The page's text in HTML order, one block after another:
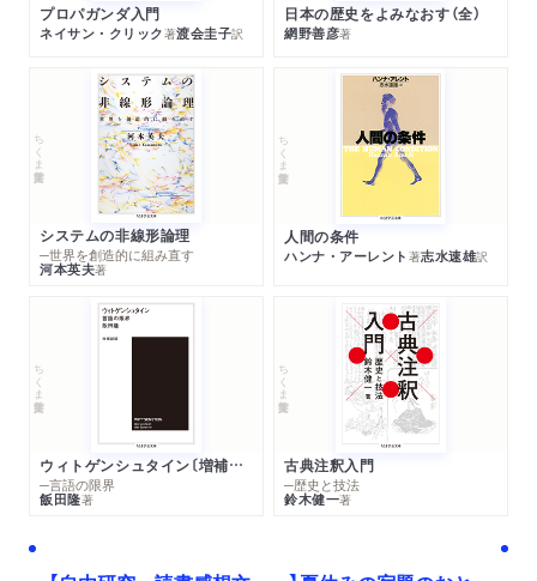
プロパガンダ入門
ネイサン・クリック著渡会圭子訳
日本の歴史をよみなおす（全）
網野善彦著
ちくま学芸文庫
システムの非線形論理
─世界を創造的に組み直す
河本英夫著
ちくま学芸文庫
人間の条件
ハンナ・アーレント 著志水速雄訳
ちくま学芸文庫
ウィトゲンシュタイン〔増補新版〕
─言語の限界
飯田隆著
ちくま学芸文庫
古典注釈入門
─歴史と技法
鈴木健一著